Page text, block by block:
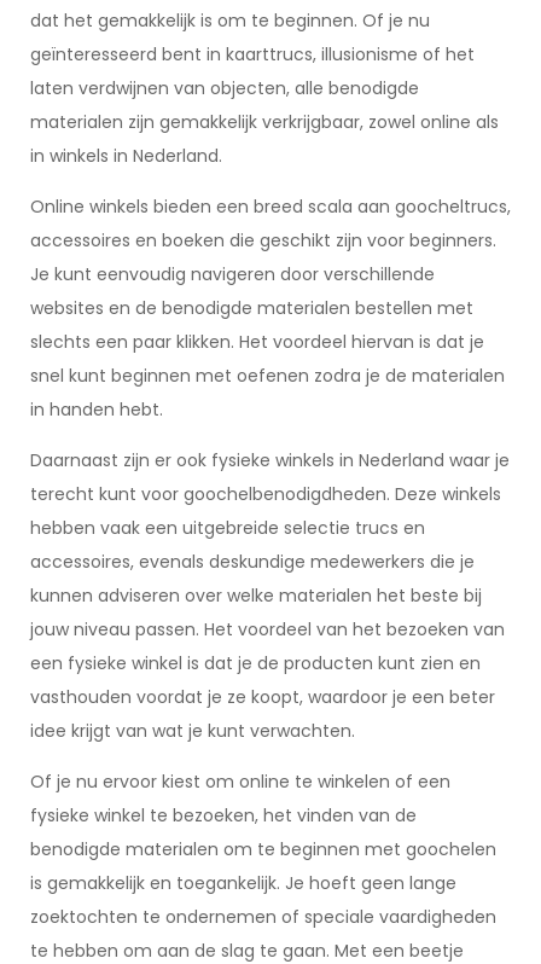
dat het gemakkelijk is om te beginnen. Of je nu
geïnteresseerd bent in kaarttrucs, illusionisme of het
laten verdwijnen van objecten, alle benodigde
materialen zijn gemakkelijk verkrijgbaar, zowel online als
in winkels in Nederland.
Online winkels bieden een breed scala aan goocheltrucs,
accessoires en boeken die geschikt zijn voor beginners.
Je kunt eenvoudig navigeren door verschillende
websites en de benodigde materialen bestellen met
slechts een paar klikken. Het voordeel hiervan is dat je
snel kunt beginnen met oefenen zodra je de materialen
in handen hebt.
Daarnaast zijn er ook fysieke winkels in Nederland waar je
terecht kunt voor goochelbenodigdheden. Deze winkels
hebben vaak een uitgebreide selectie trucs en
accessoires, evenals deskundige medewerkers die je
kunnen adviseren over welke materialen het beste bij
jouw niveau passen. Het voordeel van het bezoeken van
een fysieke winkel is dat je de producten kunt zien en
vasthouden voordat je ze koopt, waardoor je een beter
idee krijgt van wat je kunt verwachten.
Of je nu ervoor kiest om online te winkelen of een
fysieke winkel te bezoeken, het vinden van de
benodigde materialen om te beginnen met goochelen
is gemakkelijk en toegankelijk. Je hoeft geen lange
zoektochten te ondernemen of speciale vaardigheden
te hebben om aan de slag te gaan. Met een beetje